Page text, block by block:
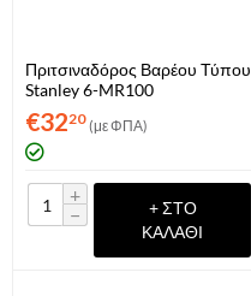
Πριτσιναδόρος Βαρέου Τύπου
Stanley 6-MR100
€3220 (με ΦΠΑ)
+
−
+ ΣΤΟ
ΚΑΛΆΘΙ